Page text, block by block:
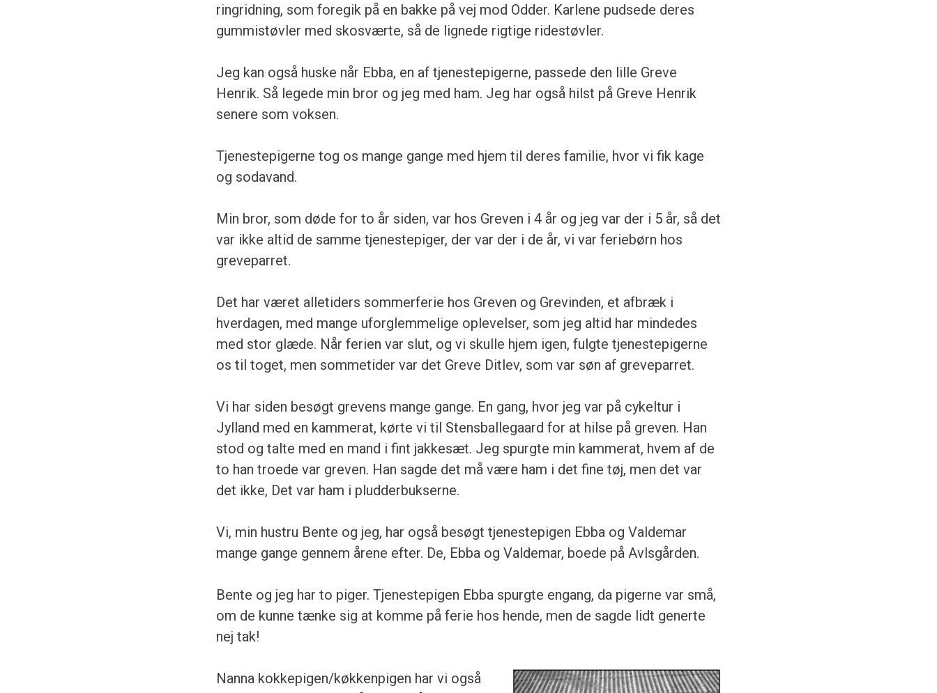
ringridning, som foregik på en bakke på vej mod Odder. Karlene pudsede deres
gummistøvler med skosværte, så de lignede rigtige ridestøvler.
Jeg kan også huske når Ebba, en af tjenestepigerne, passede den lille Greve
Henrik. Så legede min bror og jeg med ham. Jeg har også hilst på Greve Henrik
senere som voksen.
Tjenestepigerne tog os mange gange med hjem til deres familie, hvor vi fik kage
og sodavand.
Min bror, som døde for to år siden, var hos Greven i 4 år og jeg var der i 5 år, så det
var ikke altid de samme tjenestepiger, der var der i de år, vi var feriebørn hos
greveparret.
Det har været alletiders sommerferie hos Greven og Grevinden, et afbræk i
hverdagen, med mange uforglemmelige oplevelser, som jeg altid har mindedes
med stor glæde. Når ferien var slut, og vi skulle hjem igen, fulgte tjenestepigerne
os til toget, men sommetider var det Greve Ditlev, som var søn af greveparret.
Vi har siden besøgt grevens mange gange. En gang, hvor jeg var på cykeltur i
Jylland med en kammerat, kørte vi til Stensballegaard for at hilse på greven. Han
stod og talte med en mand i fint jakkesæt. Jeg spurgte min kammerat, hvem af de
to han troede var greven. Han sagde det må være ham i det fine tøj, men det var
det ikke, Det var ham i pludderbukserne.
Vi, min hustru Bente og jeg, har også besøgt tjenestepigen Ebba og Valdemar
mange gange gennem årene efter. De, Ebba og Valdemar, boede på Avlsgården.
Bente og jeg har to piger. Tjenestepigen Ebba spurgte engang, da pigerne var små,
om de kunne tænke sig at komme på ferie hos hende, men de sagde lidt generte
nej tak!
Nanna kokkepigen/køkkenpigen har vi også